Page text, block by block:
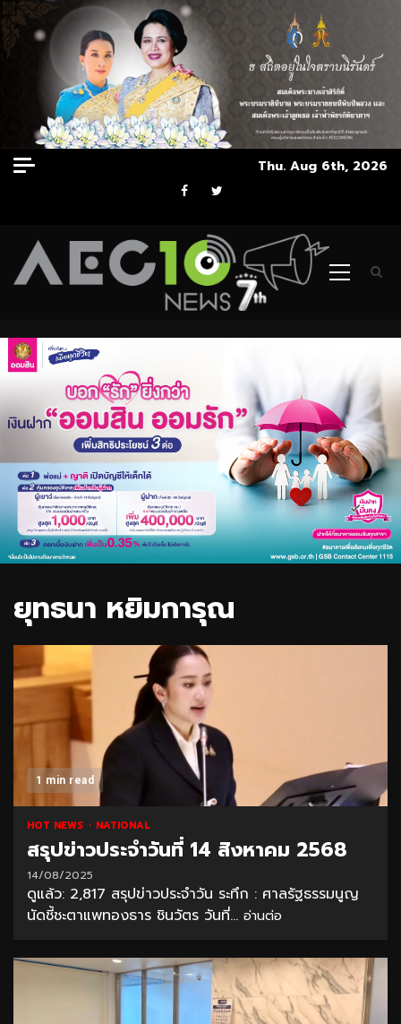
Skip
to
Thu. Aug 6th, 2026
Facebook
Twitter
Primary
ยุทธนา หยิมการุณ
1 min read
HOT NEWS NATIONAL
สรุปข่าวประจำวันที่ 14 สิงหาคม 2568
14/08/2025
ดูแล้ว: 2,817 สรุปข่าวประจำวัน ระทึก : ศาลรัฐธรรมนูญ
นัดชี้ชะตาแพทองธาร ชินวัตร วันที่... อ่านต่อ